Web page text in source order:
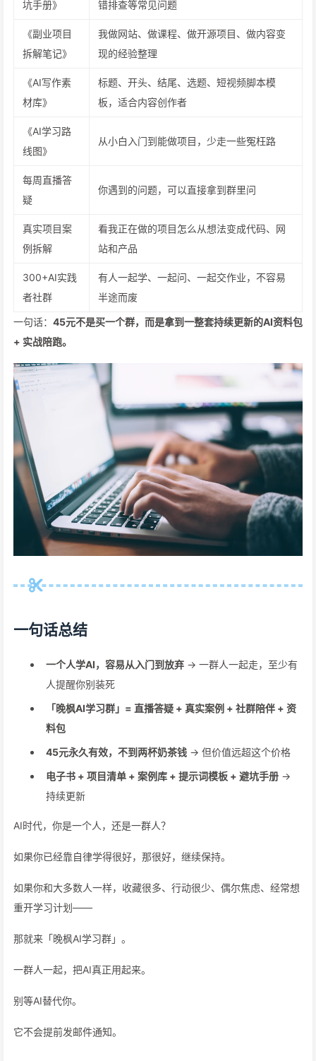
坑手册》 错排查等常见问题
《副业项目
拆解笔记》
我做网站、做课程、做开源项目、做内容变
现的经验整理
《AI写作素
材库》
标题、开头、结尾、选题、短视频脚本模
板，适合内容创作者
《AI学习路
线图》
从小白入门到能做项目，少走一些冤枉路
每周直播答
疑
你遇到的问题，可以直接拿到群里问
真实项目案
例拆解
看我正在做的项目怎么从想法变成代码、网
站和产品
300+AI实践
者社群
有人一起学、一起问、一起交作业，不容易
半途而废
一句话： 45元不是买一个群，而是拿到一整套持续更新的AI资料包
+ 实战陪跑。
一句话总结
一个人学AI，容易从入门到放弃 → 一群人一起走，至少有
人提醒你别装死
「晚枫AI学习群」= 直播答疑 + 真实案例 + 社群陪伴 + 资
料包
45元永久有效，不到两杯奶茶钱 → 但价值远超这个价格
电子书 + 项目清单 + 案例库 + 提示词模板 + 避坑手册 →
持续更新
AI时代，你是一个人，还是一群人？
如果你已经靠自律学得很好，那很好，继续保持。
如果你和大多数人一样，收藏很多、行动很少、偶尔焦虑、经常想
重开学习计划——
那就来「晚枫AI学习群」。
一群人一起，把AI真正用起来。
别等AI替代你。
它不会提前发邮件通知。